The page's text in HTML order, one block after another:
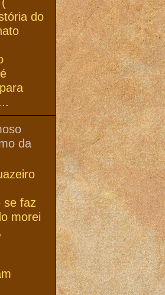
do
da
se faz
morei